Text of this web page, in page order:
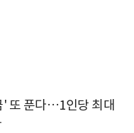
' 또 푼다…1인당 최대